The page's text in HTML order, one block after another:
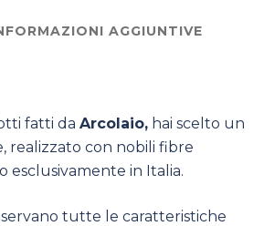
AGGIUNTIVE
fatti da Arcolaio, hai scelto un
realizzato con nobili fibre
esclusivamente in Italia.
tutte le caratteristiche